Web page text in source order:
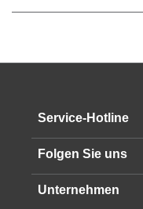
Service-Hotline
Folgen Sie uns
Unternehmen